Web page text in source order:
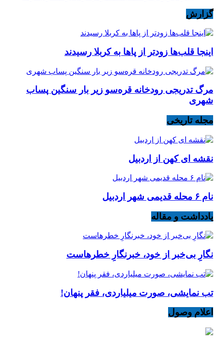
گزارش
اینجا قلب‌ها زودتر از پاها به کربلا رسیدند
مرگ تدریجی رودخانه قره‌سو زیر بار سنگین پساب
شهری
مجله تاریخی
نقشه ای کهن از اردبیل
نام ۶ محله قدیمی شهر اردبیل
یادداشت و مقاله
نگارِ بی‌خبر از خود، خبرنگارِ خطرهاست
تب نمایشی، صورت میلیاردی، فقر پنهان!
اعلام وصول